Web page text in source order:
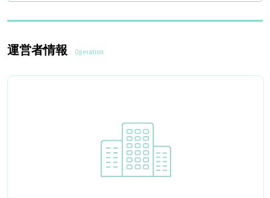
運営者情報 Operation